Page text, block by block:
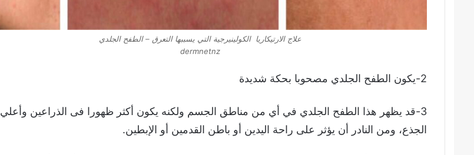
علاج الارتيكاريا الكولينيرجية التي يسببها التعرق – الطفح الجلدي
dermnetnz
2-يكون الطفح الجلدي مصحوبا بحكة شديدة
3-قد يظهر هذا الطفح الجلدي في أي من مناطق الجسم ولكنه يكون أكثر ظهورا فى الذراعين وأعلي
الجذع، ومن النادر أن يؤثر على راحة اليدين أو باطن القدمين أو الإبطين.